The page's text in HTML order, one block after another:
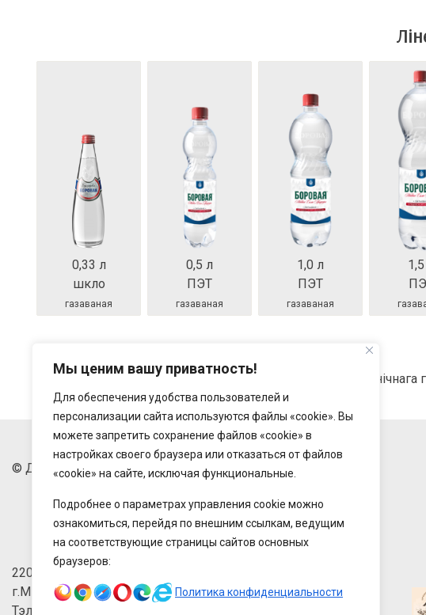
Мы ценим вашу приватность!
Для обеспечения удобства пользователей и
персонализации сайта используются файлы «cookie». Вы
можете запретить сохранение файлов «cookie» в
настройках своего браузера или отказаться от файлов
«cookie» на сайте, исключая функциональные.
Подробнее о параметрах управления cookie можно
ознакомиться, перейдя по внешним ссылкам, ведущим
на соответствующие страницы сайтов основных
браузеров:
Политика конфиденциальности
0,33 л
шкло
газаваная
0,5 л
ПЭТ
газаваная
1,0 л
ПЭТ
газаваная
Пітная вада «БАРАВАЯ» прадстаўлена ў асартыменце рознічнага
© Дзяржаўнае прадпрыемства "Беларусьторг", 2018-2021
220033, Рэспбуліка Беларусь,
г.Мінск, зав.Веласіпедны, 6/3-2
Тэлефон: +375 (17) 215-63-33